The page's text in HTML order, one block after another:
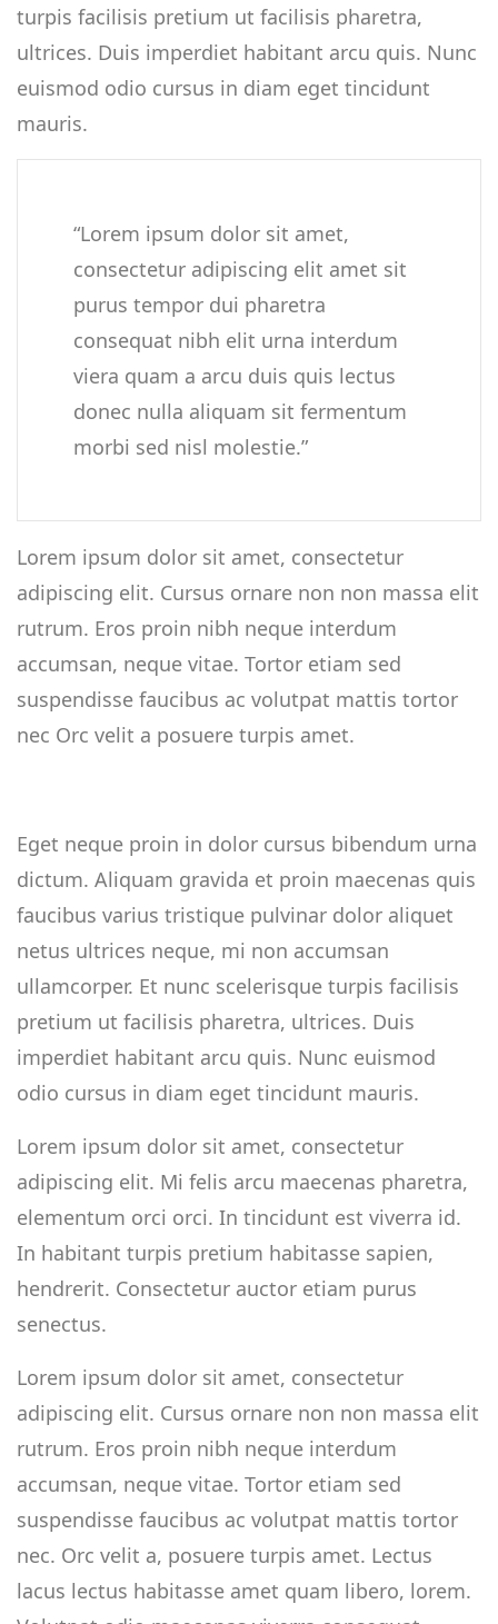
turpis facilisis pretium ut facilisis pharetra,
ultrices. Duis imperdiet habitant arcu quis. Nunc
euismod odio cursus in diam eget tincidunt
mauris.
“Lorem ipsum dolor sit amet,
consectetur adipiscing elit amet sit
purus tempor dui pharetra
consequat nibh elit urna interdum
viera quam a arcu duis quis lectus
donec nulla aliquam sit fermentum
morbi sed nisl molestie.”
Lorem ipsum dolor sit amet, consectetur
adipiscing elit. Cursus ornare non non massa elit
rutrum. Eros proin nibh neque interdum
accumsan, neque vitae. Tortor etiam sed
suspendisse faucibus ac volutpat mattis tortor
nec Orc velit a posuere turpis amet.
Eget neque proin in dolor cursus bibendum urna
dictum. Aliquam gravida et proin maecenas quis
faucibus varius tristique pulvinar dolor aliquet
netus ultrices neque, mi non accumsan
ullamcorper. Et nunc scelerisque turpis facilisis
pretium ut facilisis pharetra, ultrices. Duis
imperdiet habitant arcu quis. Nunc euismod
odio cursus in diam eget tincidunt mauris.
Lorem ipsum dolor sit amet, consectetur
adipiscing elit. Mi felis arcu maecenas pharetra,
elementum orci orci. In tincidunt est viverra id.
In habitant turpis pretium habitasse sapien,
hendrerit. Consectetur auctor etiam purus
senectus.
Lorem ipsum dolor sit amet, consectetur
adipiscing elit. Cursus ornare non non massa elit
rutrum. Eros proin nibh neque interdum
accumsan, neque vitae. Tortor etiam sed
suspendisse faucibus ac volutpat mattis tortor
nec. Orc velit a, posuere turpis amet. Lectus
lacus lectus habitasse amet quam libero, lorem.